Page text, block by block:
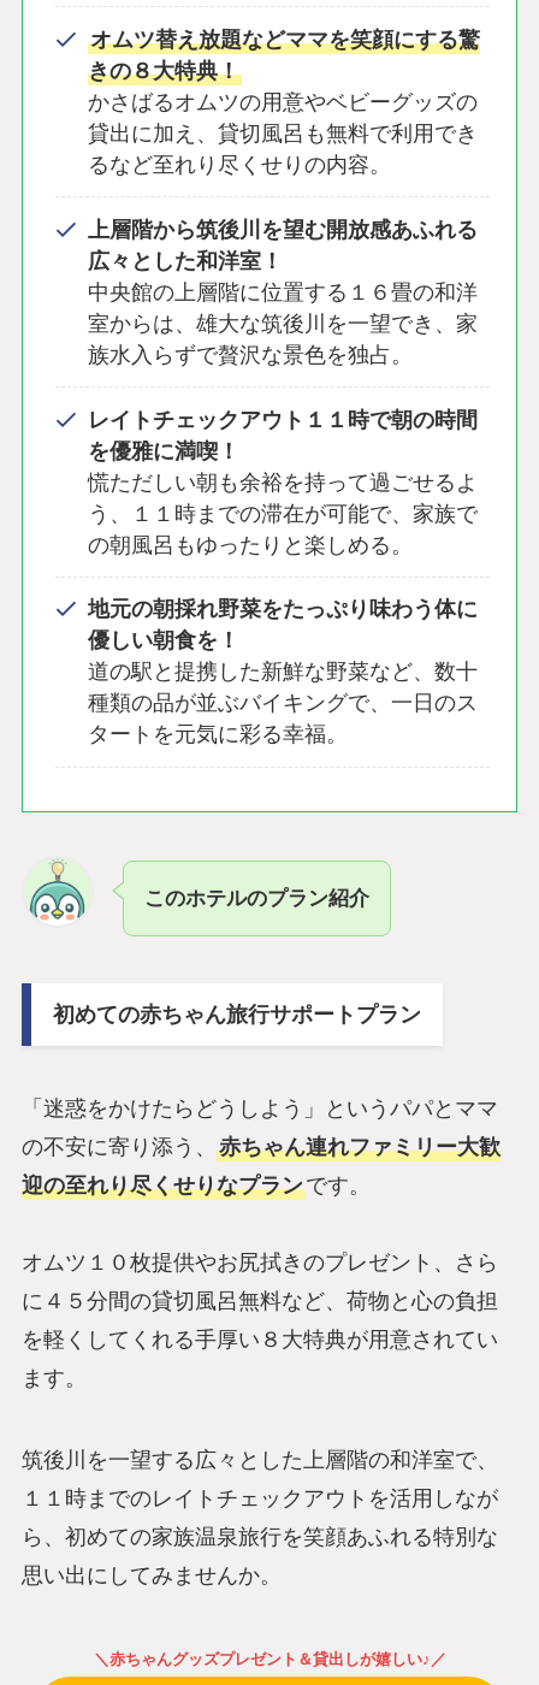
オムツ替え放題などママを笑顔にする驚
きの８大特典！
かさばるオムツの用意やベビーグッズの
貸出に加え、貸切風呂も無料で利用でき
るなど至れり尽くせりの内容。
上層階から筑後川を望む開放感あふれる
広々とした和洋室！
中央館の上層階に位置する１６畳の和洋
室からは、雄大な筑後川を一望でき、家
族水入らずで贅沢な景色を独占。
レイトチェックアウト１１時で朝の時間
を優雅に満喫！
慌ただしい朝も余裕を持って過ごせるよ
う、１１時までの滞在が可能で、家族で
の朝風呂もゆったりと楽しめる。
地元の朝採れ野菜をたっぷり味わう体に
優しい朝食を！
道の駅と提携した新鮮な野菜など、数十
種類の品が並ぶバイキングで、一日のス
タートを元気に彩る幸福。
このホテルのプラン紹介
初めての赤ちゃん旅行サポートプラン
「迷惑をかけたらどうしよう」というパパとママ
の不安に寄り添う、 赤ちゃん連れファミリー大歓
迎の至れり尽くせりなプランです。
オムツ１０枚提供やお尻拭きのプレゼント、さら
に４５分間の貸切風呂無料など、荷物と心の負担
を軽くしてくれる手厚い８大特典が用意されてい
ます。
筑後川を一望する広々とした上層階の和洋室で、
１１時までのレイトチェックアウトを活用しなが
ら、初めての家族温泉旅行を笑顔あふれる特別な
思い出にしてみませんか。
＼赤ちゃんグッズプレゼント＆貸出しが嬉しい♪／